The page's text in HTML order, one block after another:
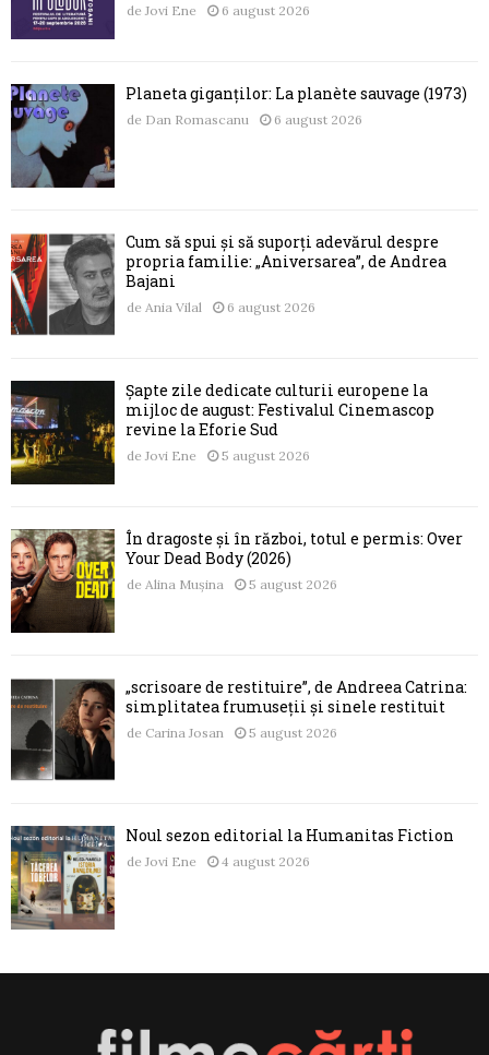
de Jovi Ene 6 august 2026
Planeta giganților: La planète sauvage (1973)
de Dan Romascanu 6 august 2026
Cum să spui și să suporți adevărul despre
propria familie: „Aniversarea”, de Andrea
Bajani
de Ania Vilal 6 august 2026
Șapte zile dedicate culturii europene la
mijloc de august: Festivalul Cinemascop
revine la Eforie Sud
de Jovi Ene 5 august 2026
În dragoste și în război, totul e permis: Over
Your Dead Body (2026)
de Alina Mușina 5 august 2026
„scrisoare de restituire”, de Andreea Catrina:
simplitatea frumuseții și sinele restituit
de Carina Josan 5 august 2026
Noul sezon editorial la Humanitas Fiction
de Jovi Ene 4 august 2026